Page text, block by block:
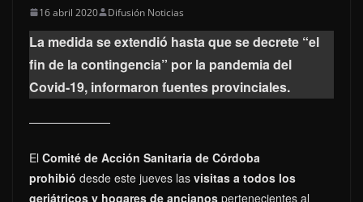
16 abril 2020 Difusión Noticias
La medida se extendió hasta que se decrete “el
fin de la contingencia” por la pandemia del
Covid-19, informaron fuentes provinciales.
El Comité de Acción Sanitaria de Córdoba
prohibió desde este jueves las visitas a todos los
geriátricos y hogares de ancianos pertenecientes al